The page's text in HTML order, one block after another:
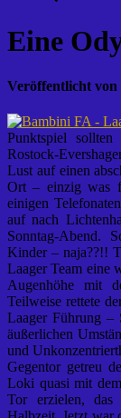
Eine
Veröffentlicht von
Punktspiel
Rostock-
Lust auf einen
Ort – einzig was
einigen
auf nach
Sonntag-Abend.
Kinder – naja??!!
Laager Team eine
Augenhöhe mit
Teilweise rettete
Laager Führung
äußerlichen
und
Gegentor getreu
Loki quasi mit
Tor erzielen, das